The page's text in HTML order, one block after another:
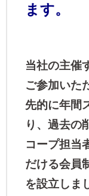
ます。
当社の主催
ご参加いた
先的に年間
り、過去の
コープ担当
だける会員
を設立しま